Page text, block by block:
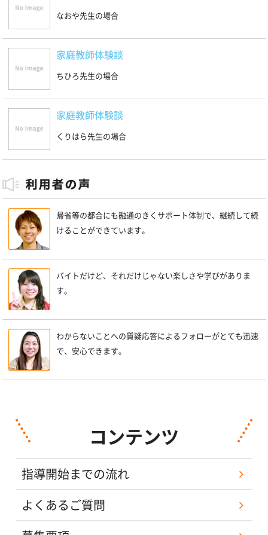
なおや先生の場合
家庭教師体験談
ちひろ先生の場合
家庭教師体験談
くりはら先生の場合
帰省等の都合にも融通のきくサポート体制で、継続して続
けることができています。
バイトだけど、それだけじゃない楽しさや学びがありま
す。
わからないことへの質疑応答によるフォローがとても迅速
で、安心できます。
コンテンツ
指導開始までの流れ
よくあるご質問